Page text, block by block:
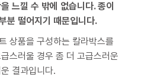
느낄 수 밖에 없습니다. 종이
분 떨어지기 때문입니다.
상품을 구성하는 칼라박스를
스러울 경우 좀 더 고급스러운
결과입니다.